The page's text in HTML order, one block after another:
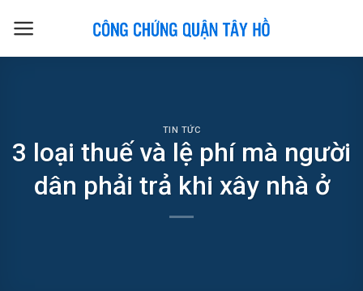
TIN TỨC
3 loại thuế và lệ phí mà người
dân phải trả khi xây nhà ở